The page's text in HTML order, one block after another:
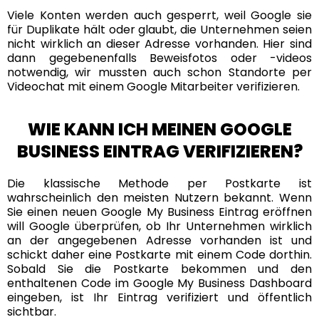
Viele Konten werden auch gesperrt, weil Google sie
für Duplikate hält oder glaubt, die Unternehmen seien
nicht wirklich an dieser Adresse vorhanden. Hier sind
dann gegebenenfalls Beweisfotos oder -videos
notwendig, wir mussten auch schon Standorte per
Videochat mit einem Google Mitarbeiter verifizieren.
WIE KANN ICH MEINEN GOOGLE
BUSINESS EINTRAG VERIFIZIEREN?
Die klassische Methode per Postkarte ist
wahrscheinlich den meisten Nutzern bekannt. Wenn
Sie einen neuen Google My Business Eintrag eröffnen
will Google überprüfen, ob Ihr Unternehmen wirklich
an der angegebenen Adresse vorhanden ist und
schickt daher eine Postkarte mit einem Code dorthin.
Sobald Sie die Postkarte bekommen und den
enthaltenen Code im Google My Business Dashboard
eingeben, ist Ihr Eintrag verifiziert und öffentlich
sichtbar.